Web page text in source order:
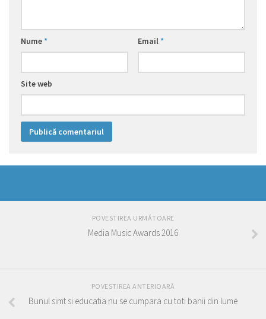
Nume* Email*
Site web
POVESTIREA URMĂTOARE
Media Music Awards 2016
POVESTIREA ANTERIOARĂ
Bunul simt si educatia nu se cumpara cu toti banii din lume